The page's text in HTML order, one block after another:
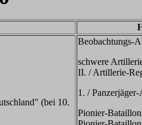
(bei 10.
Beobachtungs-
schwere
II. / Artillerie-
1. /
Pionier-